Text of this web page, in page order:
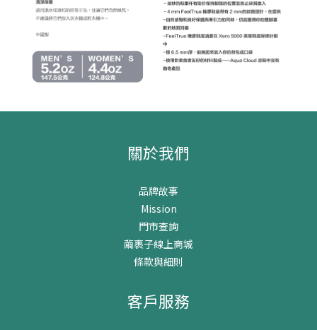
關於我們
品牌故事
Mission
門市查詢
繭裹子線上商城
條款與細則
客戶服務